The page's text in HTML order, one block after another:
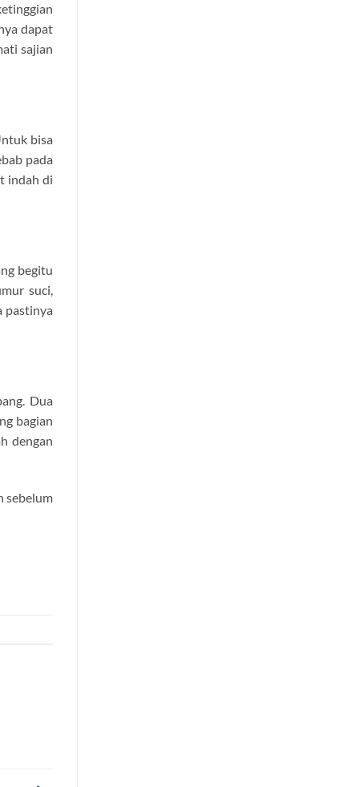
dapat
sajian
bisa
pada
indah di
begitu
suci,
pastinya
Dua
bagian
dengan
sebelum